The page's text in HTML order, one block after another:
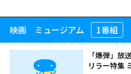
08/15(土)12:50～13:45
出演：伊藤英明、篠原涼子、古田新太 ほか
日～7月5日
ストセラー小説を、「あゝ、荒野」の岸善
演で映画化。他人にはなかなか理解されない
日々生きる５人の男女が織り成す人間模様を
新垣が従来のイメージを覆すチャレンジング
けんかが絶えない検事の寺井啓喜。実家で代
活を過ごしている桐生夏月は、中学の時に転
望に燃える織田信長の厳命を受け、前代未
いう難事業に挑むことになったひとりの宮大
ながら安土城を一から作り上げていく様子を
た山本兼一の同名小説をもとに波瀾万丈に描
ジェクトＸ」というべきエンターテインメン
公に扮して熱演を披露するほか、椎名桔平、
多彩な競演陣も見もの。 戦国時代の１５７６年。天下統一という野望の実
火天の城
映画 ミュージアム 1番組
「爆弾」放
リラー特集